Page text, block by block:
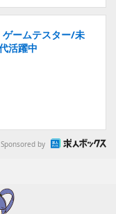
ゲームテスター/未
活躍中
Sponsored by